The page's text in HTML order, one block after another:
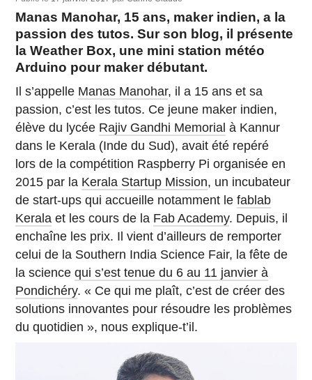
Manas Manohar, 15 ans, maker indien, a la
passion des tutos. Sur son blog, il présente
la Weather Box, une mini station météo
Arduino pour maker débutant.
Il s’appelle Manas Manohar, il a 15 ans et sa
passion, c’est les tutos. Ce jeune maker indien,
élève du lycée Rajiv Gandhi Memorial à Kannur
dans le Kerala (Inde du Sud), avait été repéré
lors de la compétition Raspberry Pi organisée en
2015 par la Kerala Startup Mission, un incubateur
de start-ups qui accueille notamment lefablab
Kerala et les cours de la Fab Academy. Depuis, il
enchaîne les prix. Il vient d’ailleurs de remporter
celui de la Southern India Science Fair, la fête de
la sciencequi s’est tenue du 6 au 11 janvier à
Pondichéry. « Ce qui me plaît, c’est de créer des
solutions innovantes pour résoudre les problèmes
du quotidien », nous explique-t’il.